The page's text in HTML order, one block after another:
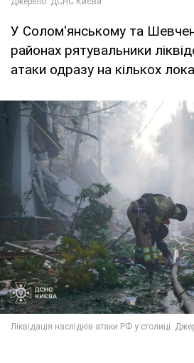
У Солом'янському та
районах рятувальники
атаки одразу на кількох